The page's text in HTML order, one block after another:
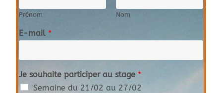
Prénom Nom
E-mail *
Je souhaite participer au stage *
Semaine du 21/02 au 27/02